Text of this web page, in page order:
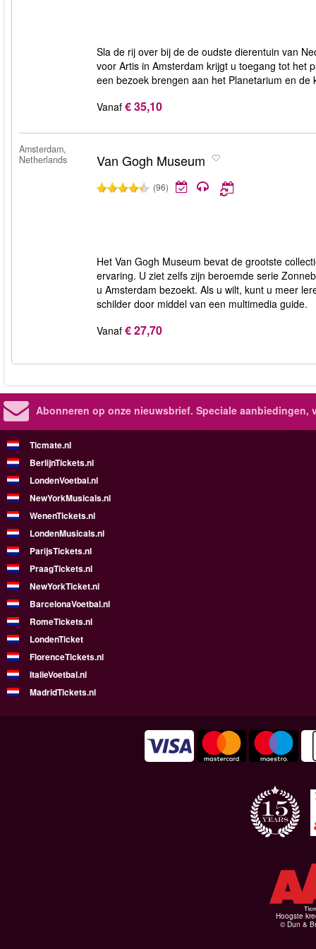
Sla de rij over bij de de oudste dierentuin van
voor Artis in Amsterdam krijgt u toegang tot het
een bezoek brengen aan het Planetarium en
Vanaf € 35,10
Amsterdam,
Netherlands
Van Gogh Museum
(96)
Het Van Gogh Museum bevat de grootste
ervaring. U ziet zelfs zijn beroemde serie
u Amsterdam bezoekt. Als u wilt, kunt u meer
schilder door middel van een multimedia guide.
Vanaf € 27,70
Abonneren op onze nieuwsbrief. Speciale aanbiedingen,
Ticmate.nl
BerlijnTickets.nl
LondenVoetbal.nl
NewYorkMusicals.nl
WenenTickets.nl
LondenMusicals.nl
ParijsTickets.nl
PraagTickets.nl
NewYorkTicket.nl
BarcelonaVoetbal.nl
RomeTickets.nl
LondenTicket
FlorenceTickets.nl
ItalieVoetbal.nl
MadridTickets.nl
Hoogste
© Dun &